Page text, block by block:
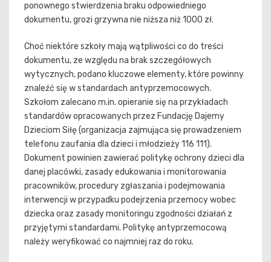
ponownego stwierdzenia braku odpowiedniego
dokumentu, grozi grzywna nie niższa niż 1000 zł.
Choć niektóre szkoły mają wątpliwości co do treści
dokumentu, ze względu na brak szczegółowych
wytycznych, podano kluczowe elementy, które powinny
znaleźć się w standardach antyprzemocowych.
Szkołom zalecano m.in. opieranie się na przykładach
standardów opracowanych przez Fundację Dajemy
Dzieciom Siłę (organizacja zajmująca się prowadzeniem
telefonu zaufania dla dzieci i młodzieży 116 111).
Dokument powinien zawierać politykę ochrony dzieci dla
danej placówki, zasady edukowania i monitorowania
pracowników, procedury zgłaszania i podejmowania
interwencji w przypadku podejrzenia przemocy wobec
dziecka oraz zasady monitoringu zgodności działań z
przyjętymi standardami. Politykę antyprzemocową
należy weryfikować co najmniej raz do roku.